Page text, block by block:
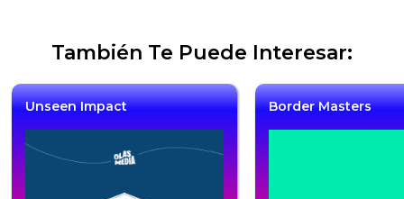
También Te Puede Interesar:
Unseen Impact Border Masters